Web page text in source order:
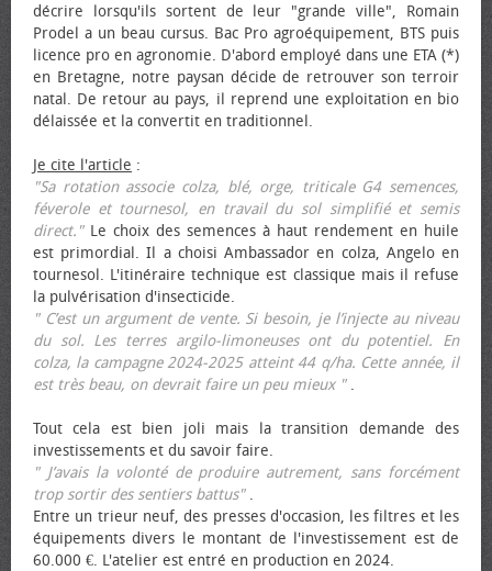
décrire lorsqu'ils sortent de leur "grande ville", Romain
Prodel a un beau cursus. Bac Pro agroéquipement, BTS puis
licence pro en agronomie. D'abord employé dans une ETA (*)
en Bretagne, notre paysan décide de retrouver son terroir
natal. De retour au pays, il reprend une exploitation en bio
délaissée et la convertit en traditionnel.
Je cite l'article :
"Sa rotation associe colza, blé, orge, triticale G4 semences,
féverole et tournesol, en travail du sol simplifié et semis
direct."Le choix des semences à haut rendement en huile
est primordial. Il a choisi Ambassador en colza, Angelo en
tournesol. L'itinéraire technique est classique mais il refuse
la pulvérisation d'insecticide.
" C’est un argument de vente. Si besoin, je l’injecte au niveau
du sol. Les terres argilo-limoneuses ont du potentiel. En
colza, la campagne 2024-2025 atteint 44 q/ha. Cette année, il
est très beau, on devrait faire un peu mieux ".
Tout cela est bien joli mais la transition demande des
investissements et du savoir faire.
" J’avais la volonté de produire autrement, sans forcément
trop sortir des sentiers battus".
Entre un trieur neuf, des presses d'occasion, les filtres et les
équipements divers le montant de l'investissement est de
60.000 €. L'atelier est entré en production en 2024.